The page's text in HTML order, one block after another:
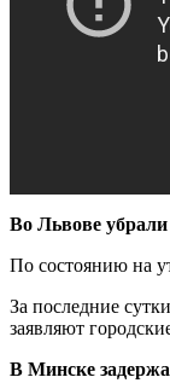
Во Львове
По состоянию на
За последние
заявляют
В Минске